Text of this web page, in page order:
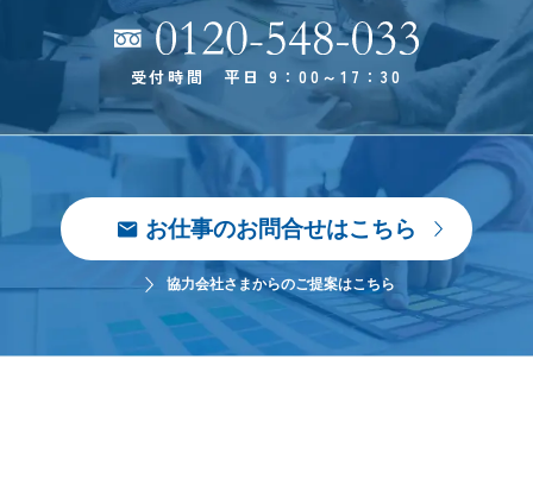
受付時間 平日 9：00～17：30
お仕事のお問合せはこちら
協力会社さまからのご提案はこちら